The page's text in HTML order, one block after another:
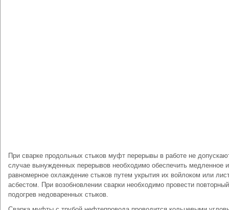
При сварке продольных стыков муфт перерывы в работе не
случае вынужденных перерывов необходимо обеспечить медленное и
равномерное охлаждение стыков путем укрытия их войлоком или
асбестом. При возобновлении сварки необходимо провести повторный
подогрев недоваренных стыков.